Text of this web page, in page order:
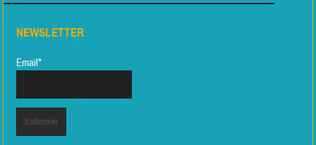
NEWSLETTER
Email*